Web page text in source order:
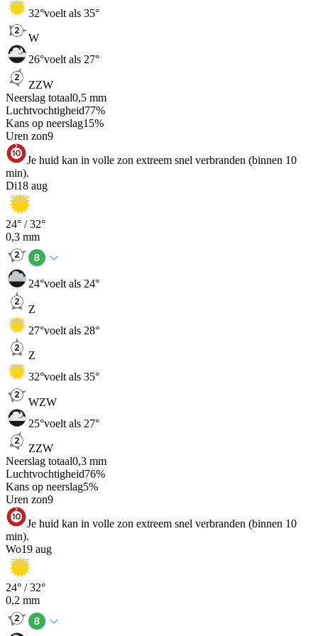
32°voelt als 35°
W
26°voelt als 27°
ZZW
Neerslag totaal0,5 mm
Luchtvochtigheid77%
Kans op neerslag15%
Uren zon9
Je huid kan in volle zon extreem snel verbranden (binnen 10
min).
Di18 aug
24° /32°
0,3 mm
24°voelt als 24°
Z
27°voelt als 28°
Z
32°voelt als 35°
WZW
25°voelt als 27°
ZZW
Neerslag totaal0,3 mm
Luchtvochtigheid76%
Kans op neerslag5%
Uren zon9
Je huid kan in volle zon extreem snel verbranden (binnen 10
min).
Wo19 aug
24° /32°
0,2 mm